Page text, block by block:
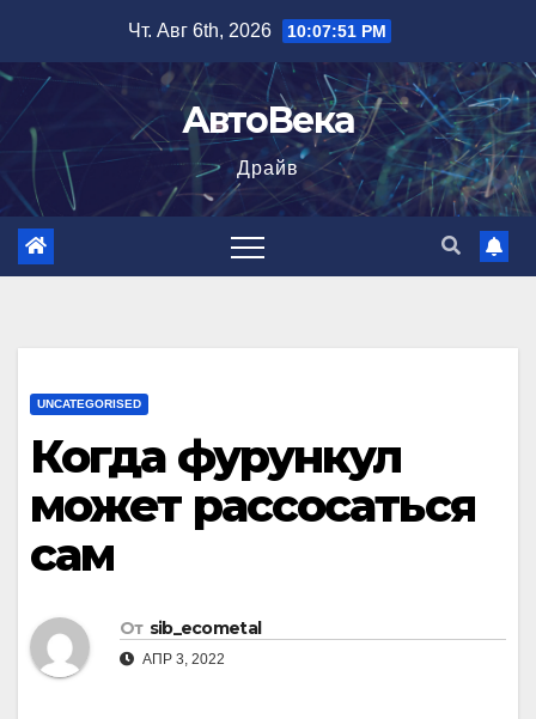
содержимому
Чт. Авг 6th, 2026 10:07:52 PM
АвтоВека
Драйв
UNCATEGORISED
Когда фурункул
может рассосаться
сам
От sib_ecometal
АПР 3, 2022